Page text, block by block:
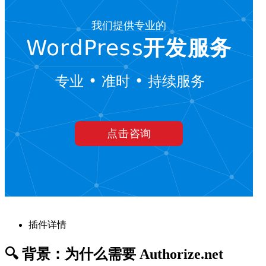
插件详情
🔍 背景：为什么需要 Authorize.net